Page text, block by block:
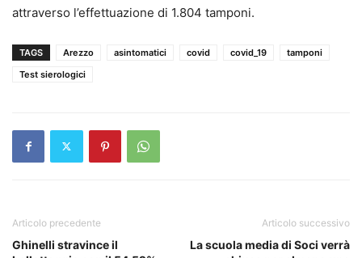
attraverso l’effettuazione di 1.804 tamponi.
TAGS Arezzo asintomatici covid covid_19
tamponi
Test sierologici
Articolo precedente
Ghinelli stravince il
Articolo successivo
La scuola media di Soci verrà